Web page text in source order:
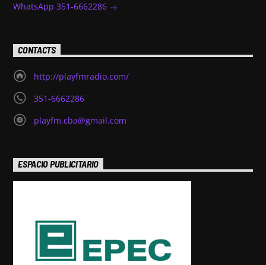
WhatsApp 351-6662286
CONTACTS
http://playfmradio.com/
351-6662286
playfm.cba@gmail.com
ESPACIO PUBLICITARIO